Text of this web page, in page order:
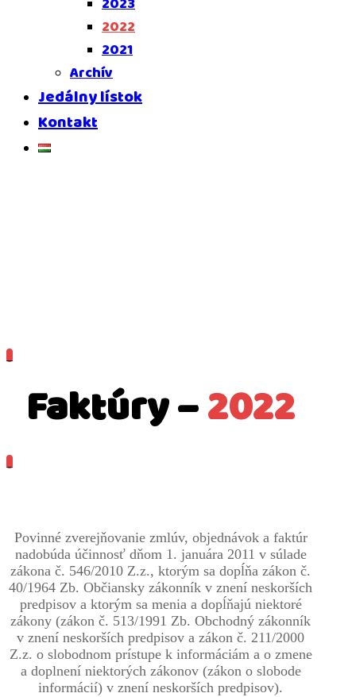
2022
2021
Archív
Jedálny lístok
Kontakt
_
Faktúry –2022
_
Povinné zverejňovanie zmlúv, objednávok a faktúr
nadobúda účinnosť dňom 1. januára 2011 v súlade
zákona č. 546/2010 Z.z., ktorým sa dopĺňa zákon č.
40/1964 Zb. Občiansky zákonník v znení neskorších
predpisov a ktorým sa menia a dopĺňajú niektoré
zákony (zákon č. 513/1991 Zb. Obchodný zákonník
v znení neskorších predpisov a zákon č. 211/2000
Z.z. o slobodnom prístupe k informáciám a o zmene
a doplnení niektorých zákonov (zákon o slobode
informácií) v znení neskorších predpisov).